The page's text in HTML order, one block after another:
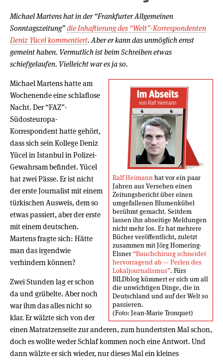
Michael Martens hat in der “Frankfurter Allgemeinen
Sonntagszeitung”die Inhaftierung des “Welt”-Korrespondenten
Deniz Yücel kommentiert. Aber er kann das unmöglich ernst
gemeint haben. Vermutlich ist beim Schreiben etwas
schiefgelaufen. Vielleicht war es ja so.
Ralf Heimannhat vor ein paar
Jahren aus Versehen einen
Zeitungsbericht über einen
umgefallenen Blumenkübel
berühmt gemacht. Seitdem
lassen ihn abseitige Meldungen
nicht mehr los. Er hat mehrere
Bücher veröffentlicht, zuletzt
zusammen mit Jörg Homering-
Elsner“Bauchchirurg schneidet
hervorragend ab — Perlen des
Lokaljournalismus”. Fürs
BILDblog kümmert er sich um all
die unwichtigen Dinge, die in
Deutschland und auf der Welt so
passieren.
(Foto: Jean-Marie Tronquet)
Michael Martens hatte am
Wochenende eine schlaflose
Nacht. Der “FAZ”-
Südosteuropa-
Korrespondent hatte gehört,
dass sich sein Kollege Deniz
Yücel in Istanbul in Polizei-
Gewahrsam befindet. Yücel
hat zwei Pässe. Er ist nicht
der erste Journalist mit einem
türkischen Ausweis, dem so
etwas passiert, aber der erste
mit einem deutschen.
Martens fragte sich: Hätte
man das irgendwie
verhindern können?
Zwei Stunden lag er schon
da und grübelte. Aber noch
war ihm das alles nicht so
klar. Er wälzte sich von der
einen Matratzenseite zur anderen, zum hundertsten Mal schon,
doch es wollte weder Schlaf kommen noch eine Antwort. Und
dann wälzte er sich wieder, nur dieses Mal ein kleines